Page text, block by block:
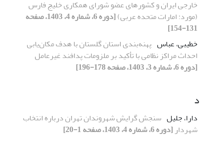
خارجی ایران و کشورهای عضو شورای همکاری خلیج فارس
(مورد: امارات متحده عربی)
[دوره 6، شماره 4، 1403، صفحه
131-154]
خطیبی، عباس پهنه‌بندی استان گلستان با هدف مکان‌یابی
احداث مراکز نظامی با تأکید بر ملزومات پدافند غیرعامل
[دوره 6، شماره 3، 1403، صفحه 178-196]
د
دارا، جلیل سنجش گرایش شهروندان تهران درباره انتخاب
شهردار [دوره 6، شماره 4، 1403، صفحه 1-20]